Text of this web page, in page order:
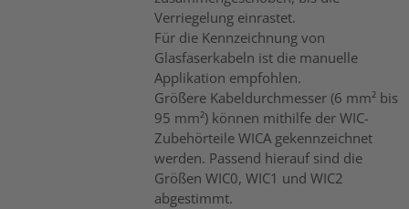
Verriegelung einrastet.
Für die Kennzeichnung von
Glasfaserkabeln ist die manuelle
Applikation empfohlen.
Größere Kabeldurchmesser (6 mm² bis
95 mm²) können mithilfe der WIC-
Zubehörteile WICA gekennzeichnet
werden. Passend hierauf sind die
Größen WIC0, WIC1 und WIC2
abgestimmt.